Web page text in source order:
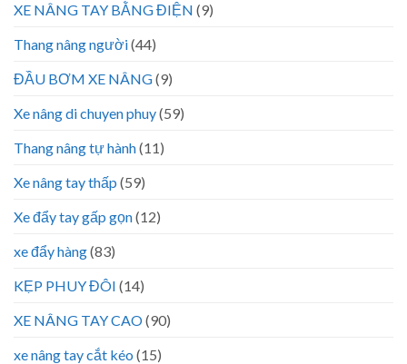
XE NÂNG TAY BẰNG ĐIỆN (9)
Thang nâng người(44)
ĐẦU BƠM XE NÂNG(9)
Xe nâng di chuyen phuy(59)
Thang nâng tự hành(11)
Xe nâng tay thấp (59)
Xe đẩy tay gấp gọn(12)
xe đẩy hàng(83)
KẸP PHUY ĐÔI (14)
XE NÂNG TAY CAO(90)
xe nâng tay cắt kéo (15)